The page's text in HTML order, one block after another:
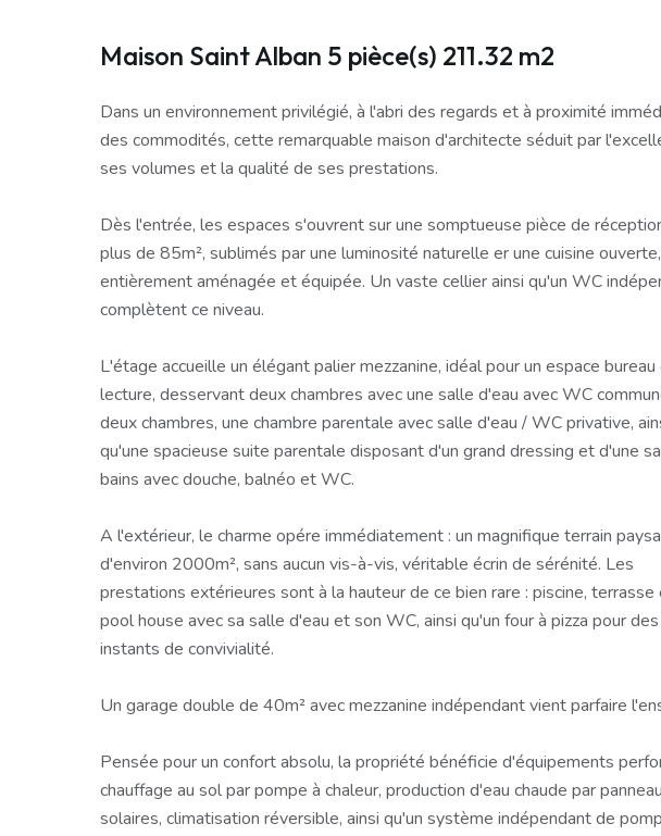
Maison Saint Alban 5 pièce(s) 211.32 m2
Dans un environnement privilégié, à l'abri des regards et à proximité
des commodités, cette remarquable maison d'architecte séduit par
ses volumes et la qualité de ses prestations.
Dès l'entrée, les espaces s'ouvrent sur une somptueuse pièce de
plus de 85m², sublimés par une luminosité naturelle er une cuisine ouverte,
entièrement aménagée et équipée. Un vaste cellier ainsi qu'un WC
complètent ce niveau.
L'étage accueille un élégant palier mezzanine, idéal pour un espace bureau
lecture, desservant deux chambres avec une salle d'eau avec WC
deux chambres, une chambre parentale avec salle d'eau / WC privative,
qu'une spacieuse suite parentale disposant d'un grand dressing et d'une
bains avec douche, balnéo et WC.
A l'extérieur, le charme opére immédiatement : un magnifique terrain
d'environ 2000m², sans aucun vis-à-vis, véritable écrin de sérénité. Les
prestations extérieures sont à la hauteur de ce bien rare : piscine, terrasse
pool house avec sa salle d'eau et son WC, ainsi qu'un four à pizza pour des
instants de convivialité.
Un garage double de 40m² avec mezzanine indépendant vient parfaire
Pensée pour un confort absolu, la propriété bénéficie d'équipements
chauffage au sol par pompe à chaleur, production d'eau chaude par
solaires, climatisation réversible, ainsi qu'un système indépendant de